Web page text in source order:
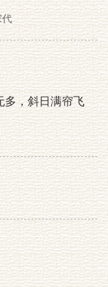
代
多，斜日满帘飞